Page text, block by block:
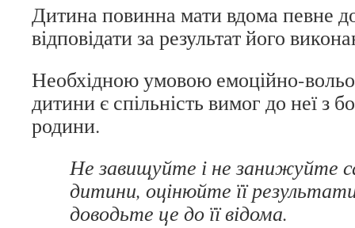
Дитина повинна мати вдома певне
відповідати за результат його
Необхідною умовою емоційно-
дитини є спільність вимог до неї з
родини.
Не завищуйте і не занижуйте
дитини, оцінюйте її
доводьте це до її відома.